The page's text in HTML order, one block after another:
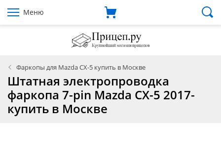
Меню
Фаркопы для Mazda CX-5 купить в Москве
Штатная электропроводка
фаркопа 7-pin Mazda CX-5 2017-
купить в Москве